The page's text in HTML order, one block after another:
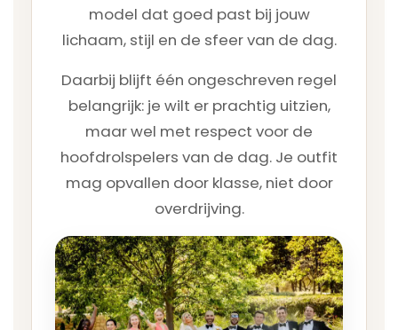
model dat goed past bij jouw
lichaam, stijl en de sfeer van de dag.
Daarbij blijft één ongeschreven regel
belangrijk: je wilt er prachtig uitzien,
maar wel met respect voor de
hoofdrolspelers van de dag. Je outfit
mag opvallen door klasse, niet door
overdrijving.